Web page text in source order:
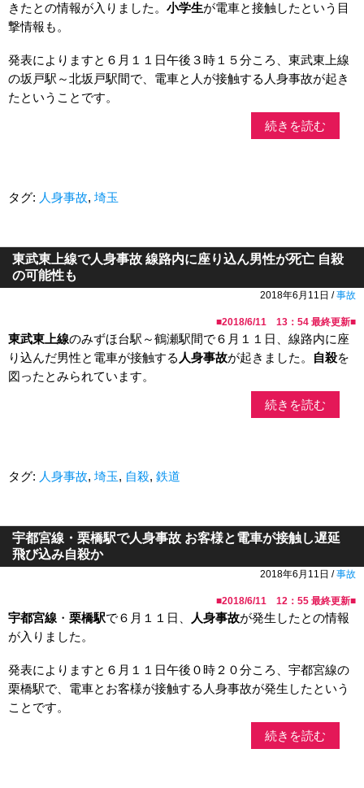
きたとの情報が入りました。 小学生が電車と接触したという目
撃情報も。
発表によりますと６月１１日午後３時１５分ころ、東武東上線
の坂戸駅～北坂戸駅間で、電車と人が接触する人身事故が起き
たということです。
続きを読む
タグ: 人身事故, 埼玉
東武東上線で人身事故 線路内に座り込ん男性が死亡 自殺
の可能性も
2018年6月11日 /事故
■2018/6/11 13：54 最終更新■
東武東上線のみずほ台駅～鶴瀬駅間で６月１１日、線路内に座
り込んだ男性と電車が接触する 人身事故が起きました。 自殺を
図ったとみられています。
続きを読む
タグ: 人身事故, 埼玉, 自殺, 鉄道
宇都宮線・栗橋駅で人身事故 お客様と電車が接触し遅延
飛び込み自殺か
2018年6月11日 /事故
■2018/6/11 12：55 最終更新■
宇都宮線 ・ 栗橋駅で６月１１日、 人身事故が発生したとの情報
が入りました。
発表によりますと６月１１日午後０時２０分ころ、宇都宮線の
栗橋駅で、電車とお客様が接触する人身事故が発生したという
ことです。
続きを読む